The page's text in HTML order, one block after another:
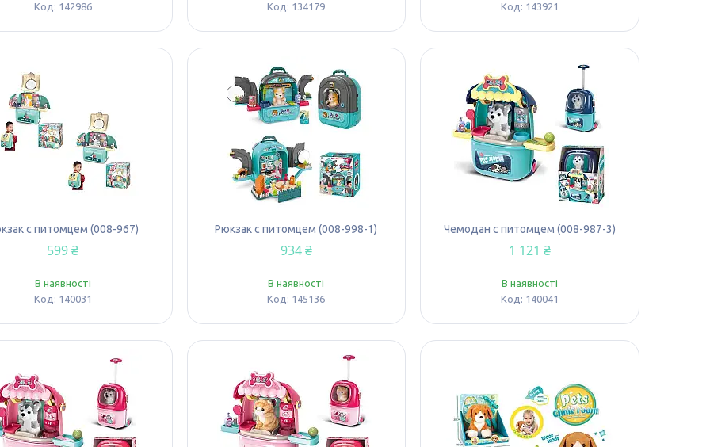
142986
134179
143921
с питомцем (008-967)
599 ₴
В наявності
140031
Рюкзак с питомцем (008-998-1)
934 ₴
В наявності
145136
Чемодан с питомцем (008-987-3)
1 121 ₴
В наявності
140041